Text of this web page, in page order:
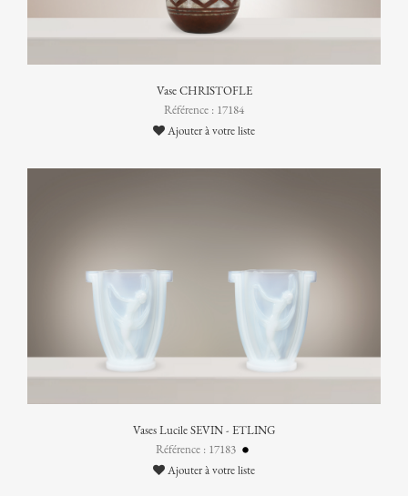
Vase CHRISTOFLE
Référence : 17184
Ajouter à votre liste
Vases Lucile SEVIN - ETLING
Référence : 17183
Ajouter à votre liste